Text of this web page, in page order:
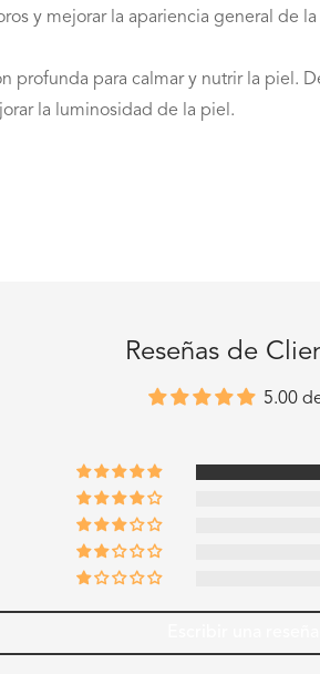
y mejorar la apariencia general de la
profunda para calmar y nutrir la
la luminosidad de la piel.
Reseñas de
5.00